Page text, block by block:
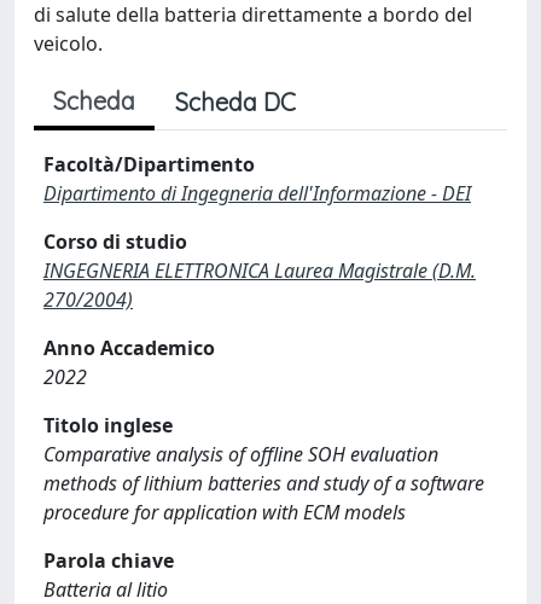
di salute della batteria direttamente a bordo del
veicolo.
Scheda Scheda DC
Facoltà/Dipartimento
Dipartimento di Ingegneria dell'Informazione - DEI
Corso di studio
INGEGNERIA ELETTRONICA Laurea Magistrale (D.M.
270/2004)
Anno Accademico
2022
Titolo inglese
Comparative analysis of offline SOH evaluation
methods of lithium batteries and study of a software
procedure for application with ECM models
Parola chiave
Batteria al litio